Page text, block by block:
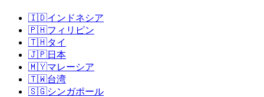
🇮🇩インドネシア
🇵🇭フィリピン
🇹🇭タイ
🇯🇵日本
🇲🇾マレーシア
🇹🇼台湾
🇸🇬シンガポール